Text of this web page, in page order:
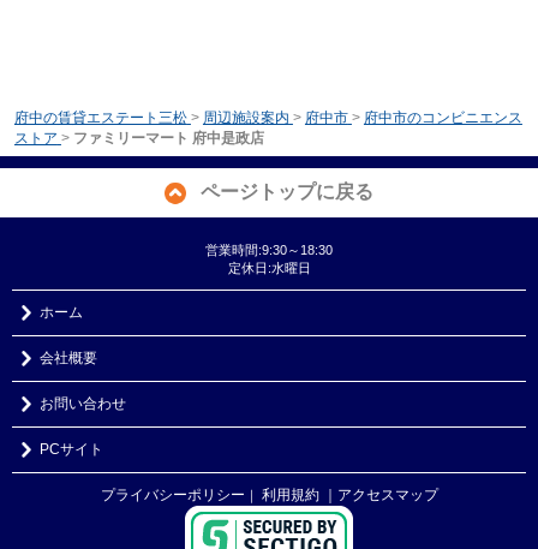
府中の賃貸エステート三松 > 周辺施設案内 > 府中市 > 府中市のコンビニエンス
ストア > ファミリーマート 府中是政店
ページトップに戻る
営業時間:9:30～18:30
定休日:水曜日
ホーム
会社概要
お問い合わせ
PCサイト
プライバシーポリシー ｜ 利用規約 ｜アクセスマップ